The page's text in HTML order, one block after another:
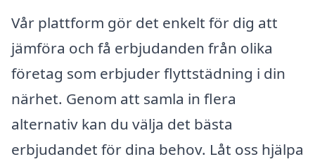
Vår plattform gör det enkelt för dig att
jämföra och få erbjudanden från olika
företag som erbjuder flyttstädning i din
närhet. Genom att samla in flera
alternativ kan du välja det bästa
erbjudandet för dina behov. Låt oss hjälpa